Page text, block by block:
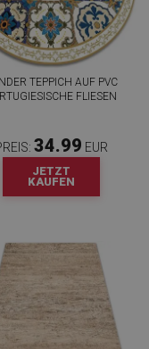
TEPPICH AUF PVC
FLIESEN
34.99 EUR
JETZT
KAUFEN